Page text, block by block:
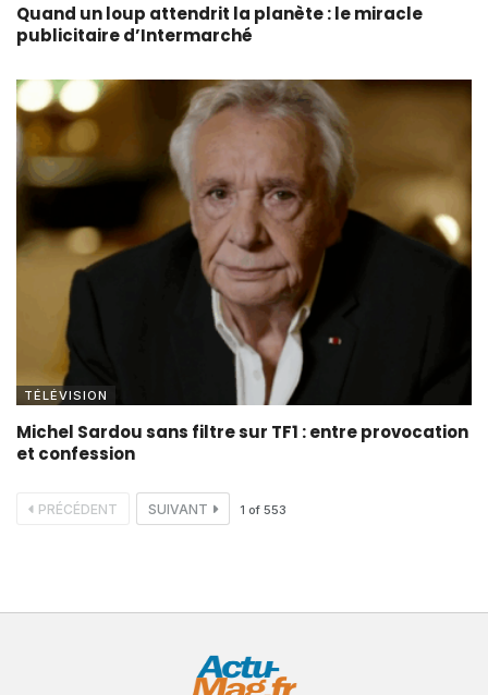
Quand un loup attendrit la planète : le miracle
publicitaire d’Intermarché
TÉLÉVISION
Michel Sardou sans filtre sur TF1 : entre provocation
et confession
PRÉCÉDENT SUIVANT 1 of 553